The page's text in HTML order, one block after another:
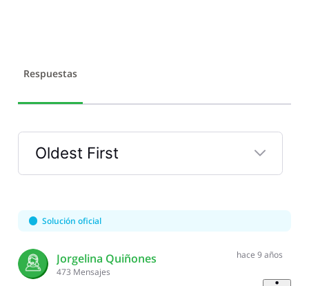
Respuestas
Oldest First
Selected
First
Solución oficial
Jorgelina Quiñones
473 Mensajes
hace 9 años